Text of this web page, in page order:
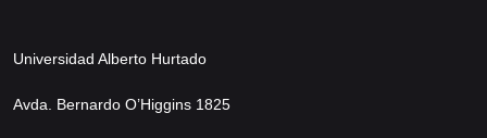
Universidad Alberto Hurtado
Avda. Bernardo O’Higgins 1825